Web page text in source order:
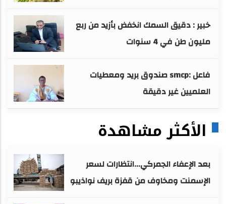
خبير : دقيق السمك انخفض بأزيد من ربع
مليون طن في 4 سنوات
فاعل :smcp صندوق بريد ومعطيات
العلميين غير دقيقة
الأكثر مشاهدة
بعد الإعفاء الجمركي...انتظارات لسعر
الإسمنت ومخاوف من قفزة بريف نواذيبو